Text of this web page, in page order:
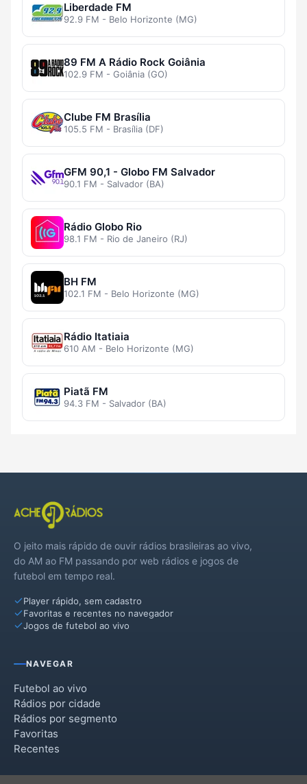
Liberdade FM
92.9 FM - Belo Horizonte (MG)
89 FM A Rádio Rock Goiânia
102.9 FM - Goiânia (GO)
Clube FM Brasília
105.5 FM - Brasília (DF)
GFM 90,1 - Globo FM Salvador
90.1 FM - Salvador (BA)
Rádio Globo Rio
98.1 FM - Rio de Janeiro (RJ)
BH FM
102.1 FM - Belo Horizonte (MG)
Rádio Itatiaia
610 AM - Belo Horizonte (MG)
Piatã FM
94.3 FM - Salvador (BA)
O jeito mais rápido de ouvir rádios brasileiras ao vivo,
do AM ao FM passando por web rádios e jogos de
futebol em tempo real.
Player rápido, sem cadastro
Favoritas e recentes no navegador
Jogos de futebol ao vivo
NAVEGAR
Futebol ao vivo
Rádios por cidade
Rádios por segmento
Favoritas
Recentes